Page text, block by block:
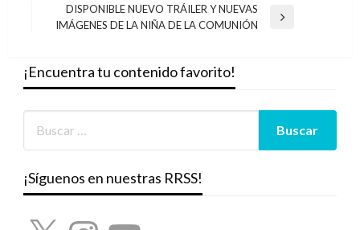
entradas
anterior
Entrada
DISPONIBLE NUEVO TRÁILER Y NUEVAS
IMÁGENES DE LA NIÑA DE LA COMUNIÓN
¡Encuentra tu contenido favorito!
¡Síguenos en nuestras RRSS!
X InstagramYouTube